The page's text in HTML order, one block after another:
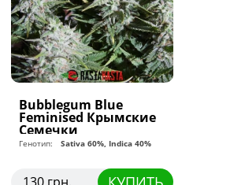
Bubblegum Blue
Feminised Крымские
Семечки
Генотип: Sativa 60%, Indica 40%